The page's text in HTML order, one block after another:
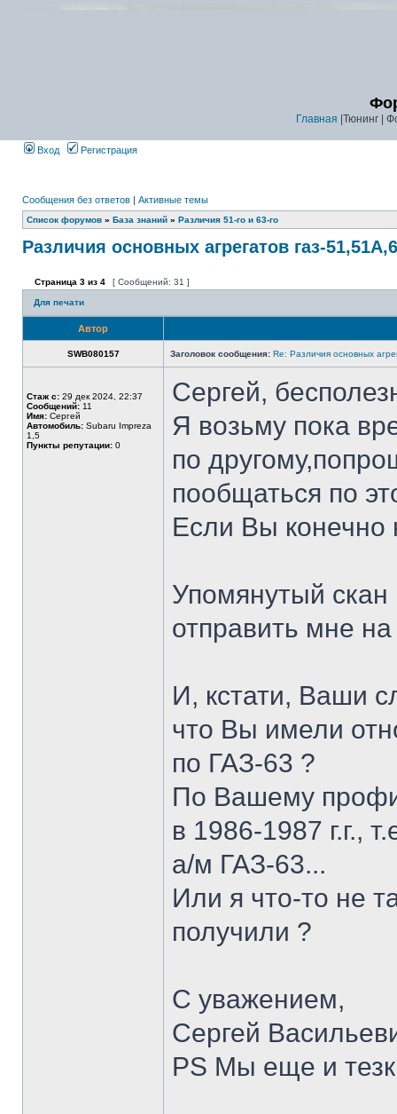
Главная |Тюнинг |
Вход Регистрация
Сообщения без ответов | Активные темы
Список форумов » База знаний » Различия 51-го и 63-го
Различия основных агрегатов газ-
Страница 3 из 4 [ Сообщений: 31 ]
Для печати
Автор
SWB080157 Заголовок сообщения: Re: Различия основных
Стаж с: 29 дек 2024, 22:37
Сообщений: 11
Имя: Сергей
Автомобиль: Subaru Impreza
1,5
Пункты репутации: 0
Сергей,
Я возьму пока
по
пообщаться по
Если Вы конечно
Упомянутый
отправить мне
И, кстати, Ваши
что Вы имели
по ГАЗ-63 ?
По Вашему
в 1986-1987 г.г.,
а/м ГАЗ-63...
Или я что-то не
получили ?
С уважением,
Сергей
PS Мы еще и